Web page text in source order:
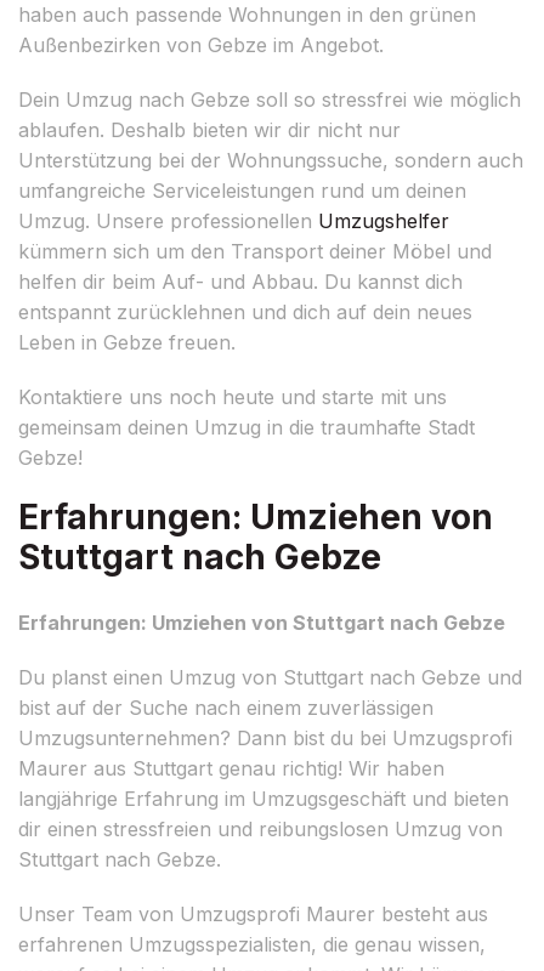
haben auch passende Wohnungen in den grünen
Außenbezirken von Gebze im Angebot.
Dein Umzug nach Gebze soll so stressfrei wie möglich
ablaufen. Deshalb bieten wir dir nicht nur
Unterstützung bei der Wohnungssuche, sondern auch
umfangreiche Serviceleistungen rund um deinen
Umzug. Unsere professionellen Umzugshelfer
kümmern sich um den Transport deiner Möbel und
helfen dir beim Auf- und Abbau. Du kannst dich
entspannt zurücklehnen und dich auf dein neues
Leben in Gebze freuen.
Kontaktiere uns noch heute und starte mit uns
gemeinsam deinen Umzug in die traumhafte Stadt
Gebze!
Erfahrungen: Umziehen von
Stuttgart nach Gebze
Erfahrungen: Umziehen von Stuttgart nach Gebze
Du planst einen Umzug von Stuttgart nach Gebze und
bist auf der Suche nach einem zuverlässigen
Umzugsunternehmen? Dann bist du bei Umzugsprofi
Maurer aus Stuttgart genau richtig! Wir haben
langjährige Erfahrung im Umzugsgeschäft und bieten
dir einen stressfreien und reibungslosen Umzug von
Stuttgart nach Gebze.
Unser Team von Umzugsprofi Maurer besteht aus
erfahrenen Umzugsspezialisten, die genau wissen,